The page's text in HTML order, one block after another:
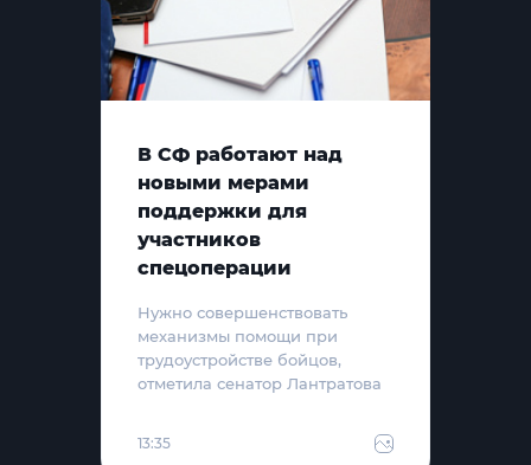
В СФ работают над
новыми мерами
поддержки для
участников
спецоперации
Нужно совершенствовать
механизмы помощи при
трудоустройстве бойцов,
отметила сенатор Лантратова
13:35